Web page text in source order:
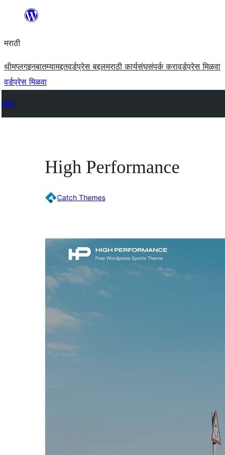
सामुग्रीवर
मराठी
थीमप्लगइनबातम्यामद्दतवर्डप्रेस बद्दलमराठी कार्यसंघसंपर्क करावर्डप्रेस मिळवा
वर्डप्रेस मिळवा
थीम्स
High Performance
Catch Themes